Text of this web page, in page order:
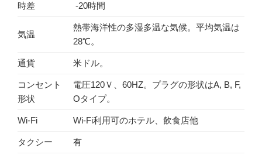
時差 -20時間
気温
熱帯海洋性の多湿多温な気候。平均気温は
28℃。
通貨 米ドル。
コンセント
形状
電圧120Ｖ、60HZ。プラグの形状はA, B, F,
Oタイプ。
Wi-Fi Wi-Fi利用可のホテル、飲食店他
タクシー 有